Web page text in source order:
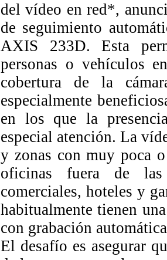
del vídeo en red*,
de seguimiento
AXIS 233D. Esta
personas o vehículos
cobertura de la
especialmente
en los que la
especial atención. La
y zonas con muy poca
oficinas fuera de las
comerciales, hoteles y
habitualmente tienen
con grabación
El desafío es asegurar